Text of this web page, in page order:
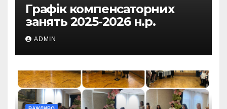
Графік компенсаторних
занять 2025-2026 н.р.
ADMIN